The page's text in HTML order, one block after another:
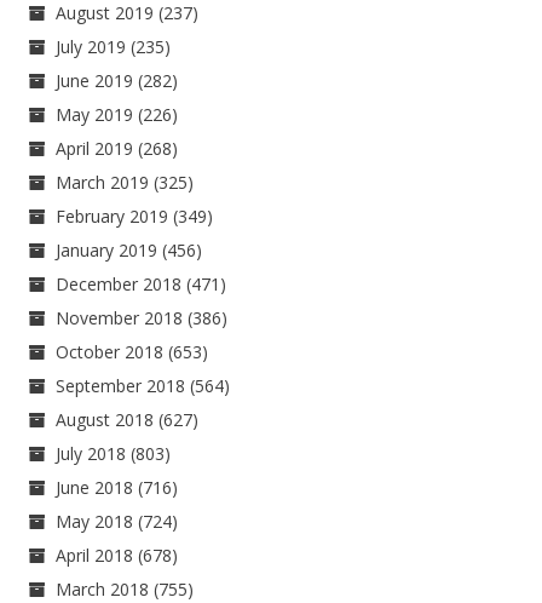
August 2019 (237)
July 2019 (235)
June 2019 (282)
May 2019 (226)
April 2019 (268)
March 2019 (325)
February 2019 (349)
January 2019 (456)
December 2018 (471)
November 2018 (386)
October 2018 (653)
September 2018 (564)
August 2018 (627)
July 2018 (803)
June 2018 (716)
May 2018 (724)
April 2018 (678)
March 2018 (755)